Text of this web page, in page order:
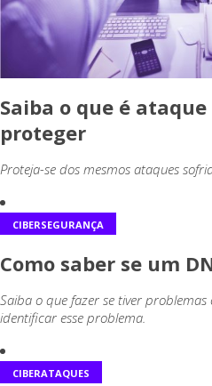
Saiba o que é ataque
proteger
Proteja-se dos mesmos ataques
CIBERSEGURANÇA
Como saber se um
Saiba o que fazer se tiver
identificar esse problema.
CIBERATAQUES